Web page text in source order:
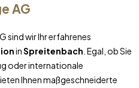
AG
sind wir Ihr erfahrenes
inSpreitenbach . Egal, ob Sie
oder internationale
Ihnen maßgeschneiderte